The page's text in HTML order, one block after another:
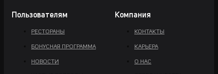
Пользователям
РЕСТОРАНЫ
БОНУСНАЯ ПРОГРАММА
НОВОСТИ
Компания
КОНТАКТЫ
КАРЬЕРА
О НАС